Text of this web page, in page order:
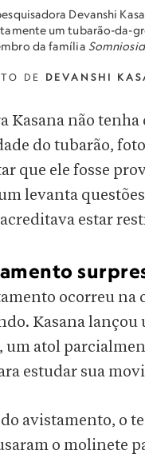
Devanshi
um tubarão-da-
da família
DE DEVANSHI
Kasana não
do tubarão,
que ele fosse
levanta
estar
ocorreu na
Kasana lançou
um atol
estudar sua
avistamento, o
o molinete